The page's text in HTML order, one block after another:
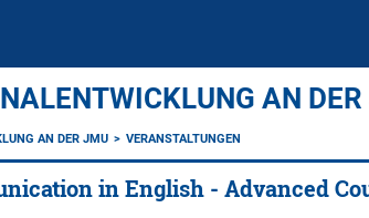
AN
AN DER JMU VERANSTALTUNGEN
in English - Advanced